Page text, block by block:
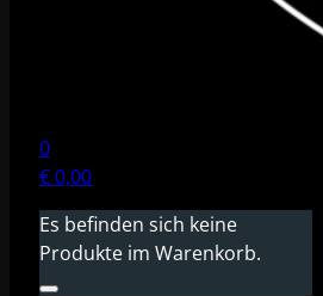
0
€0,00
Es befinden sich keine
Produkte im Warenkorb.